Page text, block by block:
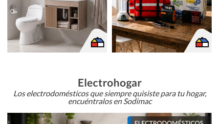
Electrohogar
Los electrodomésticos que siempre quisiste para tu hogar,
encuéntralos en Sodimac